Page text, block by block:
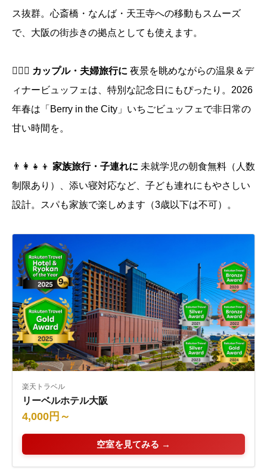
ス抜群。心斎橋・なんば・天王寺への移動もスムーズ
で、大阪の街歩きの拠点としても使えます。
👩‍❤️‍👩 カップル・夫婦旅行に 夜景を眺めながらの温泉＆デ
ィナービュッフェは、特別な記念日にもぴったり。2026
年春は「Berry in the City」いちごビュッフェで非日常の
甘い時間を。
👨‍👩‍👧‍👦 家族旅行・子連れに 未就学児の朝食無料（人数
制限あり）、添い寝対応など、子ども連れにもやさしい
設計。スパも家族で楽しめます（3歳以下は不可）。
楽天トラベル
リーベルホテル大阪
4,000円～
空室を見てみる →